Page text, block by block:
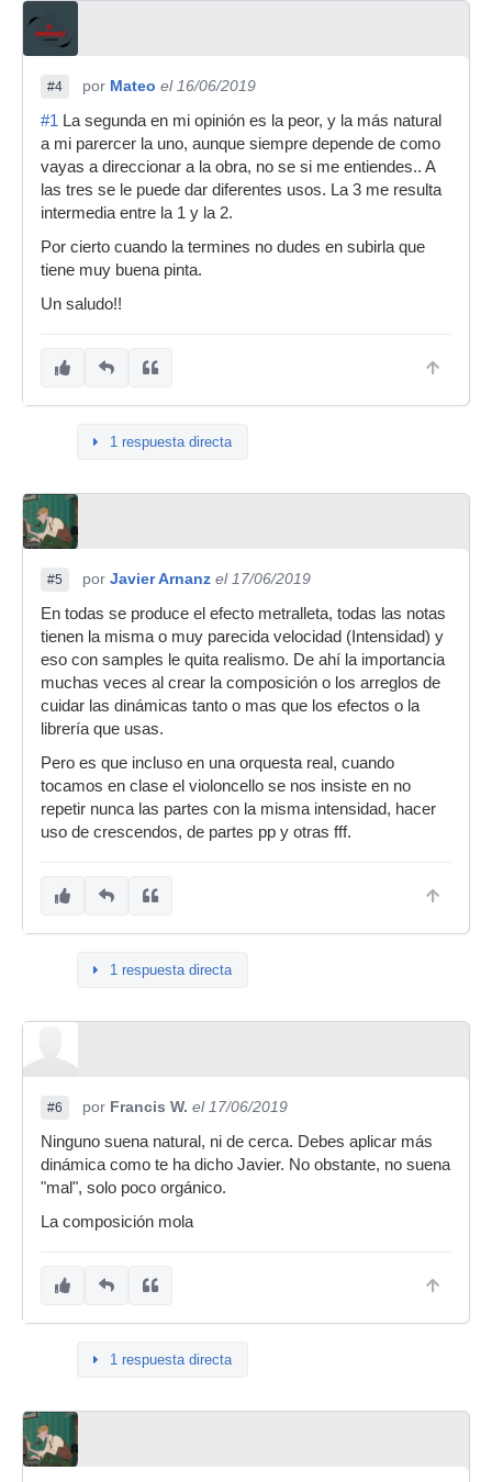
#4 por Mateo el 16/06/2019
#1 La segunda en mi opinión es la peor, y la más natural
a mi parercer la uno, aunque siempre depende de como
vayas a direccionar a la obra, no se si me entiendes.. A
las tres se le puede dar diferentes usos. La 3 me resulta
intermedia entre la 1 y la 2.
Por cierto cuando la termines no dudes en subirla que
tiene muy buena pinta.
Un saludo!!
1 respuesta directa
#5 por Javier Arnanz el 17/06/2019
En todas se produce el efecto metralleta, todas las notas
tienen la misma o muy parecida velocidad (Intensidad) y
eso con samples le quita realismo. De ahí la importancia
muchas veces al crear la composición o los arreglos de
cuidar las dinámicas tanto o mas que los efectos o la
librería que usas.
Pero es que incluso en una orquesta real, cuando
tocamos en clase el violoncello se nos insiste en no
repetir nunca las partes con la misma intensidad, hacer
uso de crescendos, de partes pp y otras fff.
1 respuesta directa
#6 por Francis W. el 17/06/2019
Ninguno suena natural, ni de cerca. Debes aplicar más
dinámica como te ha dicho Javier. No obstante, no suena
"mal", solo poco orgánico.
La composición mola
1 respuesta directa